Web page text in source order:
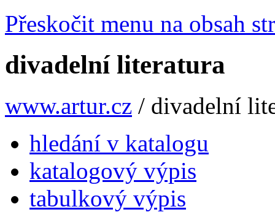
Přeskočit menu na obsah
divadelní literatura
www.artur.cz / divadelní
hledání v katalogu
katalogový výpis
tabulkový výpis